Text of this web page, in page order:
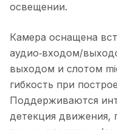
освещении.
Камера оснащена
аудио‑входом/
выходом и слотом
гибкость при
Поддерживаются
детекция движения,